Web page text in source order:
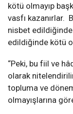
kötü olmayıp
vasfı kazanırlar.
nisbet
edildiğinde kötü
“Peki, bu fiil ve
olarak
topluma ve
olmayışlarına